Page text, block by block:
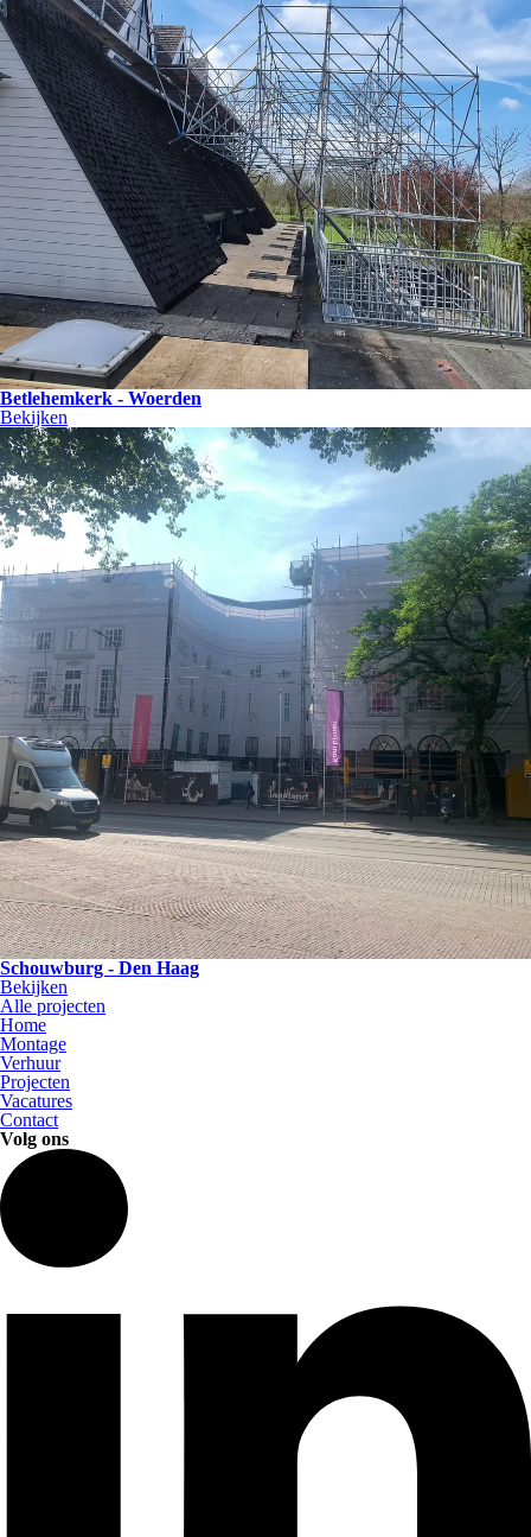
Betlehemkerk - Woerden
Bekijken
Schouwburg - Den Haag
Bekijken
Alle projecten
Home
Montage
Verhuur
Projecten
Vacatures
Contact
Volg ons